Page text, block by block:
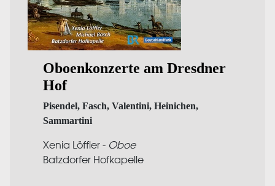
Oboenkonzerte am Dresdner
Hof
Pisendel, Fasch, Valentini, Heinichen,
Sammartini
Xenia Löffler - Oboe
Batzdorfer Hofkapelle